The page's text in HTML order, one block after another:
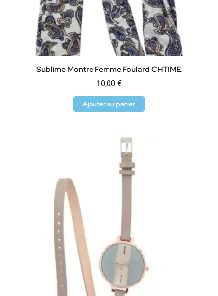
Sublime Montre Femme Foulard CHTIME
10,00 €
Ajouter au panier